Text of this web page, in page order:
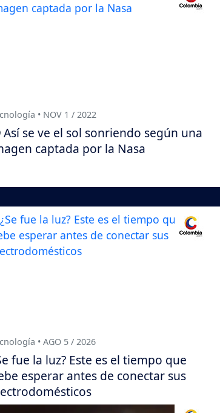
• NOV 1 / 2022
Así se ve el sol sonriendo según una
captada por la Nasa
• AGO 5 / 2026
fue la luz? Este es el tiempo que
esperar antes de conectar sus